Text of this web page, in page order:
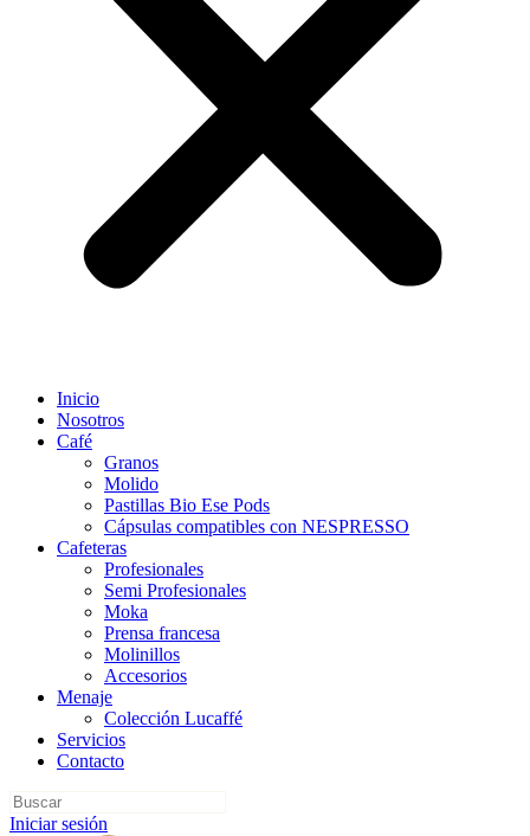
Inicio
Nosotros
Café
Granos
Molido
Pastillas Bio Ese Pods
Cápsulas compatibles con NESPRESSO
Cafeteras
Profesionales
Semi Profesionales
Moka
Prensa francesa
Molinillos
Accesorios
Menaje
Colección Lucaffé
Servicios
Contacto
Iniciar sesión